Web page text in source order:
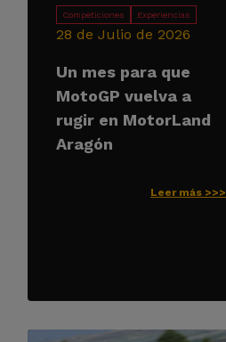
Competiciones Experiencias
28 de Julio de 2026
Un mes para que
MotoGP vuelva a
rugir en MotorLand
Aragón
Leer más >>>